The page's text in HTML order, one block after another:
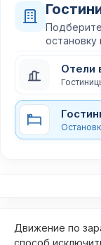
Отели
Движение по
способ